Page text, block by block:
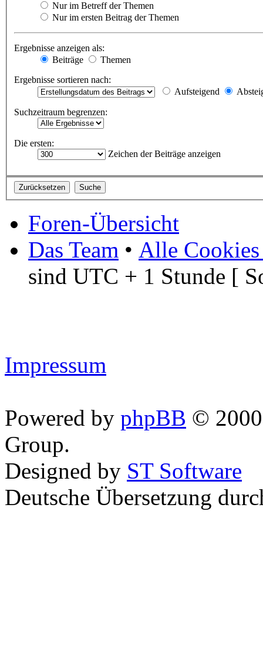
Nur im Betreff der Themen
Nur im ersten Beitrag der Themen
Ergebnisse anzeigen als:
Beiträge
Themen
Ergebnisse sortieren nach:
Aufsteigend
Suchzeitraum begrenzen:
Die ersten:
Zeichen der Beiträge anzeigen
Foren-Übersicht
Das Team • Alle Cookies
sind UTC + 1 Stunde [
Impressum
Powered by phpBB ©
Group.
Designed by ST Software
Deutsche Übersetzung